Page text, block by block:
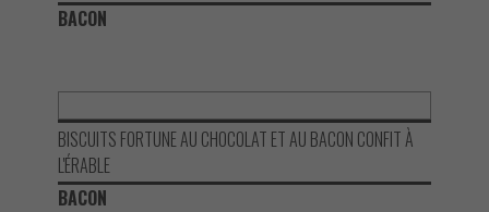
BACON
BISCUITS FORTUNE AU CHOCOLAT ET AU BACON CONFIT À
L'ÉRABLE
BACON